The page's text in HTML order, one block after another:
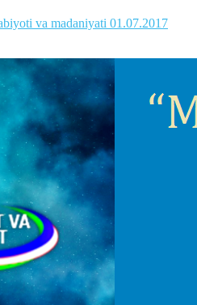
va madaniyati 01.07.2017